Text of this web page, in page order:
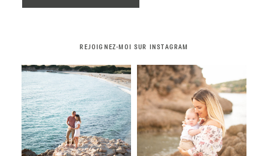
REJOIGNEZ-MOI SUR INSTAGRAM